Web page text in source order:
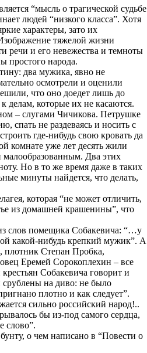
“мысль о трагической судьбе
людей “низкого класса”. Хотя
характеры, зато их
тяжелой жизни
речи и его невежества и темноты
простого народа.
два мужика, явно не
осмотрели и оценили
что оно доедет лишь до
делам, которые их не касаются.
– слугами Чичикова. Петрушке
спать не раздеваясь и носить с
где-нибудь свою кровать да
комнате уже лет десять жили
Два этих
Но в то же время даже в таких
минуты найдется, что делать,
которая “не может отличить,
из домашней крашенины”, что
слов помещика Собакевича: “…у
какой-нибудь крепкий мужик”. А
плотник Степан Пробка,
Еремей Сорокоплехин – все
Собакевича говорит и
на диво: не было
плотно и как следует”.
сильно российский народ!..
бы из-под самого сердца,
слово”.
о чем написано в “Повести о